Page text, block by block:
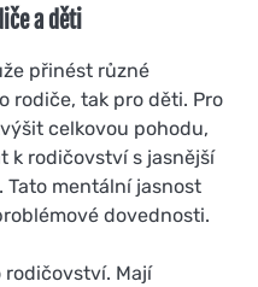
a děti
přinést různé
rodiče, tak pro děti. Pro
celkovou pohodu,
k rodičovství s jasnější
Tato mentální jasnost
dovednosti.
rodičovství. Mají